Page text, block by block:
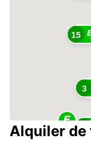
15
3
6
Alquiler de